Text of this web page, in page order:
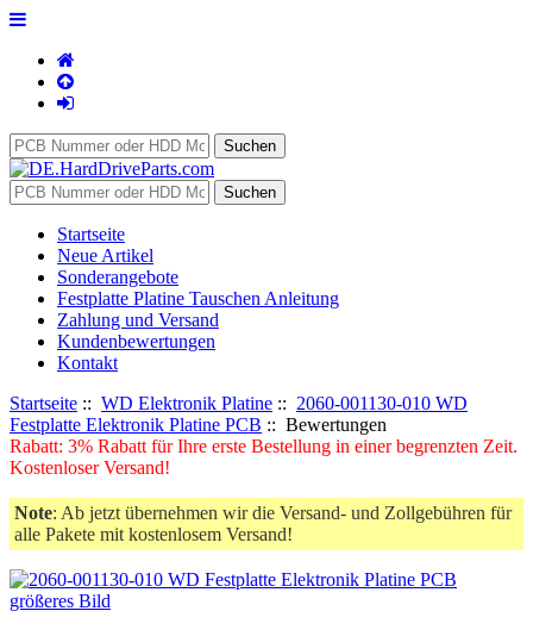
Startseite
Neue Artikel
Sonderangebote
Festplatte Platine Tauschen Anleitung
Zahlung und Versand
Kundenbewertungen
Kontakt
Startseite :: WD Elektronik Platine :: 2060-001130-010 WD
Festplatte Elektronik Platine PCB :: Bewertungen
Rabatt: 3% Rabatt für Ihre erste Bestellung in einer begrenzten Zeit.
Kostenloser Versand!
Note: Ab jetzt übernehmen wir die Versand- und Zollgebühren für
alle Pakete mit kostenlosem Versand!
größeres Bild